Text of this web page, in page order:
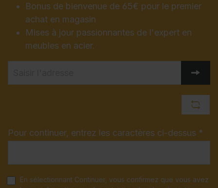
Bonus de bienvenue de 65€ pour le premier
achat en magasin
Mises à jour passionnantes de l'expert en
meubles en acier.
Pour continuer, entrez les caractères ci-dessus *
En sélectionnant Continuer, vous confirmez que vous avez